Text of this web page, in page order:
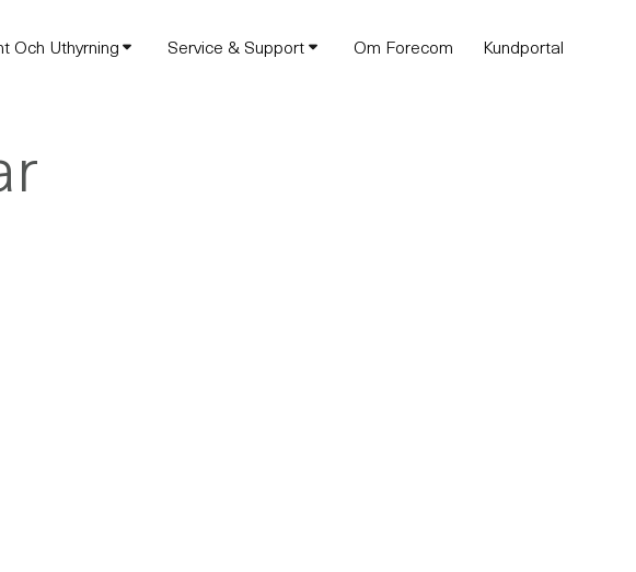
Och Uthyrning Service & Support Om Forecom Kundportal